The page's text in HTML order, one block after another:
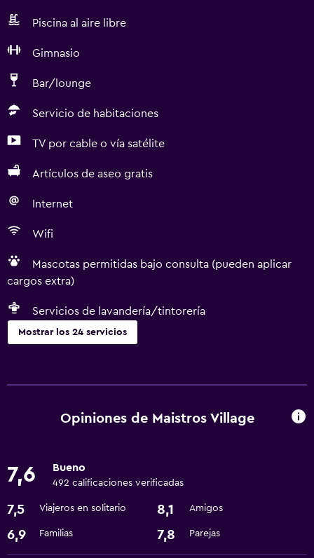
Piscina al aire libre
Gimnasio
Bar/lounge
Servicio de habitaciones
TV por cable o vía satélite
Artículos de aseo gratis
Internet
Wifi
Mascotas permitidas bajo consulta (pueden aplicar
cargos extra)
Servicios de lavandería/tintorería
Mostrar los 24 servicios
Internet
Tina de baño
Secador de pelo
Opiniones de Maistros Village
7,6 Bueno
492 calificaciones verificadas
7,5 Viajeros en solitario 8,1 Amigos
6,9 Familias 7,8 Parejas